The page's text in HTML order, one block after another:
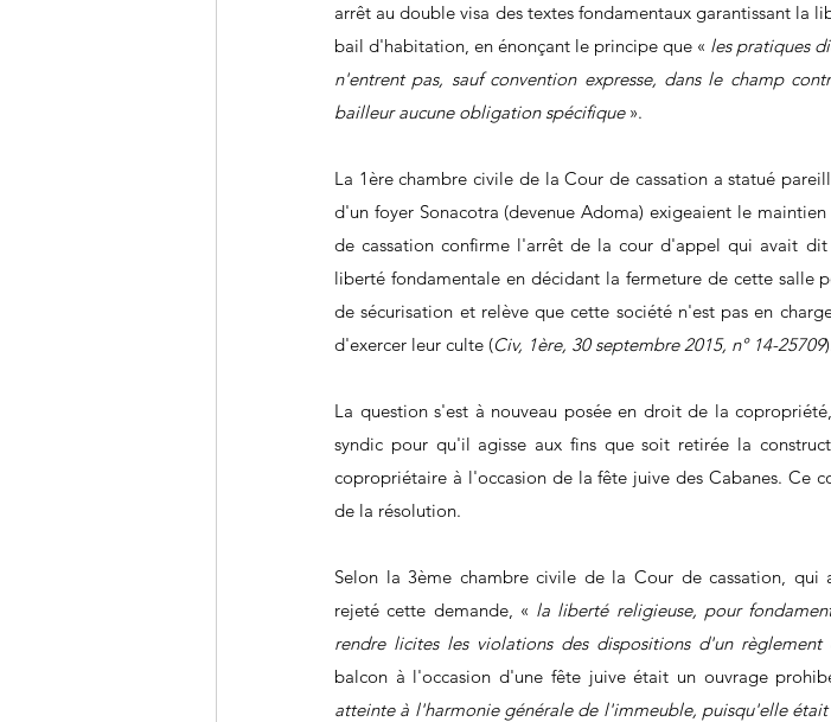
arrêt au double visa des textes fondamentaux garantissant la
bail d'habitation, en énonçant le principe que « les pratiques
n'entrent pas, sauf convention expresse, dans le champ
bailleur aucune obligation spécifique ».
La 1ère chambre civile de la Cour de cassation a statué
d'un foyer Sonacotra (devenue Adoma) exigeaient le
de cassation confirme l'arrêt de la cour d'appel qui avait
liberté fondamentale en décidant la fermeture de cette salle
de sécurisation et relève que cette société n'est pas en
d'exercer leur culte (Civ, 1ère, 30 septembre 2015, n° 14-25709
La question s'est à nouveau posée en droit de la
syndic pour qu'il agisse aux fins que soit retirée la
copropriétaire à l'occasion de la fête juive des Cabanes. Ce
de la résolution.
Selon la 3ème chambre civile de la Cour de cassation,
rejeté cette demande, « la liberté religieuse, pour
rendre licites les violations des dispositions d'un règlement
balcon à l'occasion d'une fête juive était un ouvrage
atteinte à l'harmonie générale de l'immeuble, puisqu'elle était